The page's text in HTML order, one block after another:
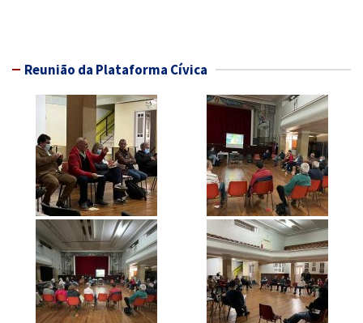
Reunião da Plataforma Cívica